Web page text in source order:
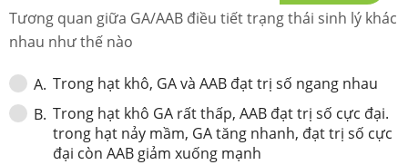
Tương quan giữa GA/AAB điều tiết trạng thái sinh lý khác
nhau như thế nào
A. Trong hạt khô, GA và AAB đạt trị số ngang nhau
B. Trong hạt khô GA rất thấp, AAB đạt trị số cực đại.
trong hạt nảy mầm, GA tăng nhanh, đạt trị số cực
đại còn AAB giảm xuống mạnh